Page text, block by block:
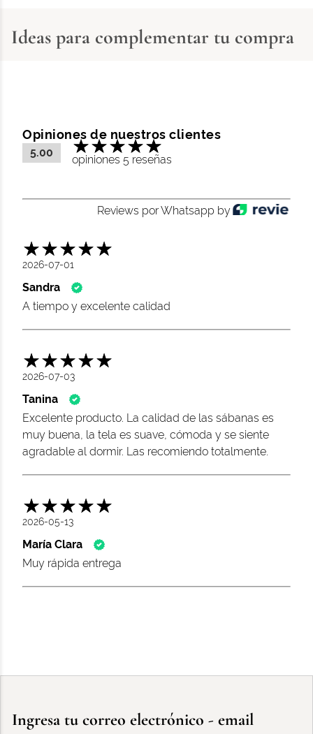
Ideas para complementar tu compra
Opiniones de nuestros clientes
5.00
opiniones 5 reseñas
Reviews por Whatsapp by
2026-07-01
Sandra
A tiempo y excelente calidad
2026-07-03
Tanina
Excelente producto. La calidad de las sábanas es
muy buena, la tela es suave, cómoda y se siente
agradable al dormir. Las recomiendo totalmente.
2026-05-13
María Clara
Muy rápida entrega
Ingresa tu correo electrónico - email